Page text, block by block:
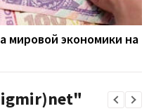
мировой экономики на